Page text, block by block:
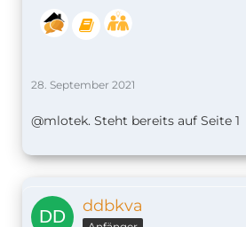
28. September 2021
@mlotek. Steht bereits auf Seite 1
ddbkva